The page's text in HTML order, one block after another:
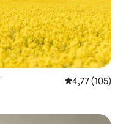
Priemerné
4,77 (105)